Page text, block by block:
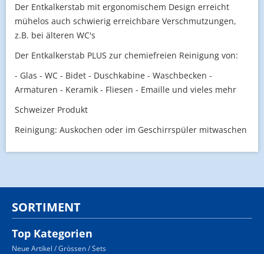
Der Entkalkerstab mit ergonomischem Design erreicht
mühelos auch schwierig erreichbare Verschmutzungen,
z.B. bei älteren WC's
Der Entkalkerstab PLUS zur chemiefreien Reinigung von:
- Glas - WC - Bidet - Duschkabine - Waschbecken -
Armaturen - Keramik - Fliesen - Emaille und vieles mehr
Schweizer Produkt
Reinigung: Auskochen oder im Geschirrspüler mitwaschen
SORTIMENT
Top Kategorien
Neue Artikel / Grössen / Sets